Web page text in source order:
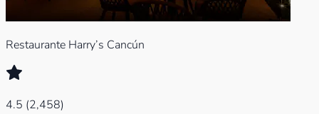
Restaurante Harry’s Cancún
4.5 (2,458)